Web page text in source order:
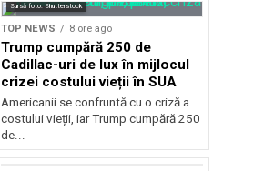
Sursă foto: Shutterstock
TOP NEWS 8 ore ago
Trump cumpără 250 de
Cadillac-uri de lux în mijlocul
crizei costului vieții în SUA
Americanii se confruntă cu o criză a
costului vieții, iar Trump cumpără 250
de...